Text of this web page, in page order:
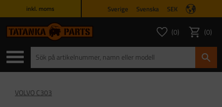
inkl. moms Sverige Svenska SEK
Favoriter
ANTAL
0 Kundvagn
0
VOLVO C303